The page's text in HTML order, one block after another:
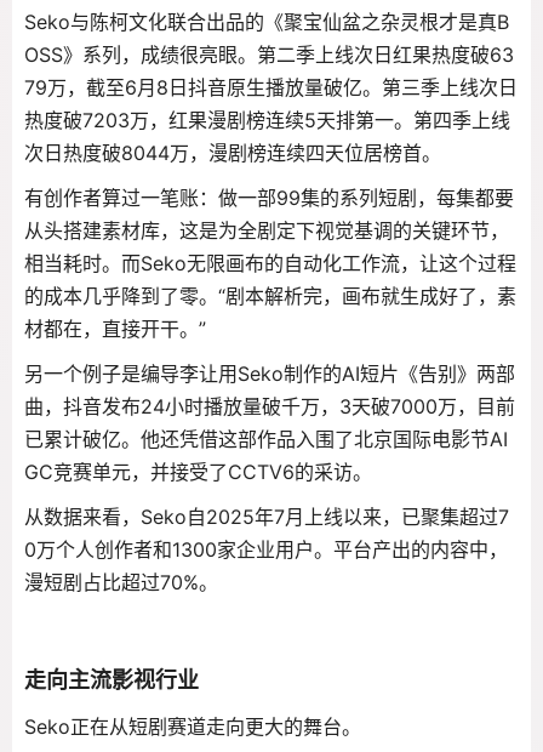
Seko与陈柯文化联合出品的《聚宝仙盆之杂灵根才是真B
OSS》系列，成绩很亮眼。第二季上线次日红果热度破63
79万，截至6月8日抖音原生播放量破亿。第三季上线次日
热度破7203万，红果漫剧榜连续5天排第一。第四季上线
次日热度破8044万，漫剧榜连续四天位居榜首。
有创作者算过一笔账：做一部99集的系列短剧，每集都要
从头搭建素材库，这是为全剧定下视觉基调的关键环节，
相当耗时。而Seko无限画布的自动化工作流，让这个过程
的成本几乎降到了零。“剧本解析完，画布就生成好了，素
材都在，直接开干。”
另一个例子是编导李让用Seko制作的AI短片《告别》两部
曲，抖音发布24小时播放量破千万，3天破7000万，目前
已累计破亿。他还凭借这部作品入围了北京国际电影节AI
GC竞赛单元，并接受了CCTV6的采访。
从数据来看，Seko自2025年7月上线以来，已聚集超过7
0万个人创作者和1300家企业用户。平台产出的内容中，
漫短剧占比超过70%。
走向主流影视行业
Seko正在从短剧赛道走向更大的舞台。